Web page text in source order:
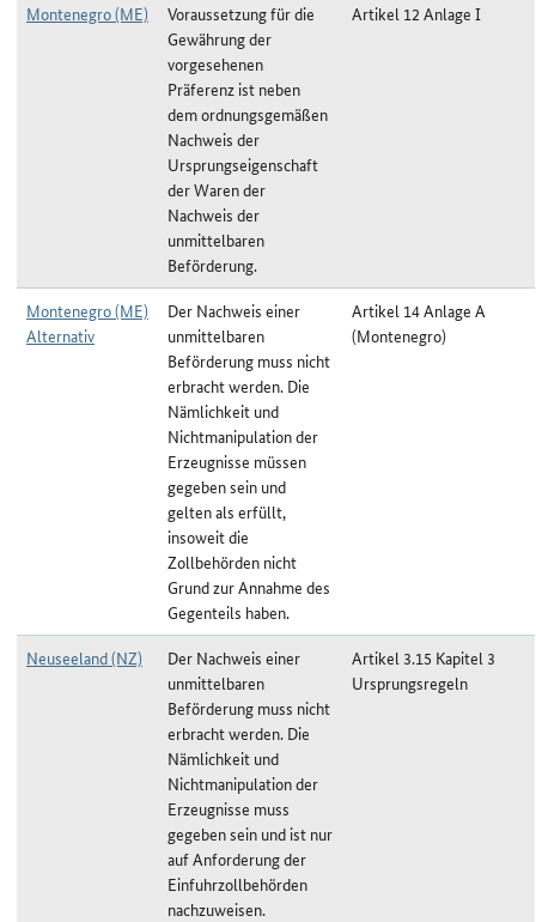
Montenegro (ME)
Voraussetzung für die
Gewährung der
vorgesehenen
Präferenz ist neben
dem ordnungsgemäßen
Nachweis der
Ursprungseigenschaft
der Waren der
Nachweis der
unmittelbaren
Beförderung.
Artikel 12 Anlage I
Montenegro (ME)
Alternativ
Der Nachweis einer
unmittelbaren
Beförderung muss nicht
erbracht werden. Die
Nämlichkeit und
Nichtmanipulation der
Erzeugnisse müssen
gegeben sein und
gelten als erfüllt,
insoweit die
Zollbehörden nicht
Grund zur Annahme des
Gegenteils haben.
Artikel 14 Anlage A
(Montenegro)
Neuseeland (NZ)
Der Nachweis einer
unmittelbaren
Beförderung muss nicht
erbracht werden. Die
Nämlichkeit und
Nichtmanipulation der
Erzeugnisse muss
gegeben sein und ist nur
auf Anforderung der
Einfuhrzollbehörden
nachzuweisen.
Artikel 3.15 Kapitel 3
Ursprungsregeln